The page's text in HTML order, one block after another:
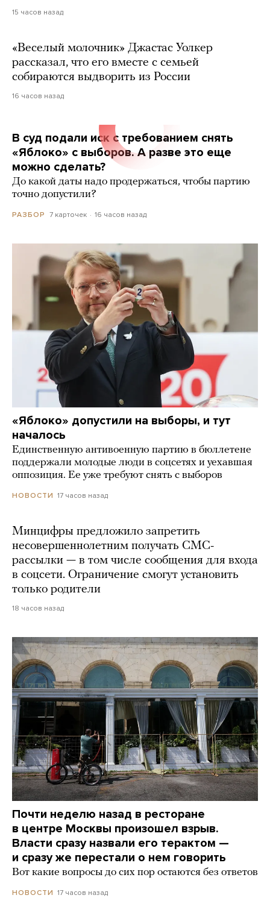
15 часов назад
«Веселый молочник» Джастас Уолкер
рассказал, что его вместе с семьей
собираются выдворить из России
16 часов назад
В суд подали иск с требованием снять
«Яблоко» с выборов. А разве это еще
можно сделать?
До какой даты надо продержаться, чтобы партию
точно допустили?
РАЗБОР 7 карточек 16 часов назад
«Яблоко» допустили на выборы, и тут
началось
Единственную антивоенную партию в бюллетене
поддержали молодые люди в соцсетях и уехавшая
оппозиция. Ее уже требуют снять с выборов
НОВОСТИ 17 часов назад
Минцифры предложило запретить
несовершеннолетним получать СМС-
рассылки — в том числе сообщения для входа
в соцсети. Ограничение смогут установить
только родители
18 часов назад
Почти неделю назад в ресторане
в центре Москвы произошел взрыв.
Власти сразу назвали его терактом —
и сразу же перестали о нем говорить
Вот какие вопросы до сих пор остаются без ответов
НОВОСТИ 17 часов назад